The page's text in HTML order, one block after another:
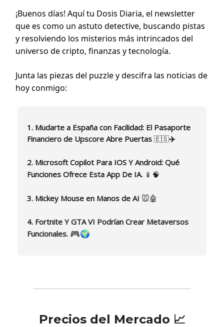
¡Buenos días! Aquí tu Dosis Diaria, el newsletter
que es como un astuto detective, buscando pistas
y resolviendo los misterios más intrincados del
universo de cripto, finanzas y tecnología.
Junta las piezas del puzzle y descifra las noticias de
hoy conmigo:
1. Mudarte a España con Facilidad: El Pasaporte
Financiero de Upscore Abre Puertas 🇪🇸✈️
2. Microsoft Copilot Para IOS Y Android: Qué
Funciones Ofrece Esta App De IA. 📱🧠
3. Mickey Mouse en Manos de AI 🐭🤖
4. Fortnite Y GTA VI Podrían Crear Metaversos
Funcionales. 🎮🌍
Precios del Mercado 📈